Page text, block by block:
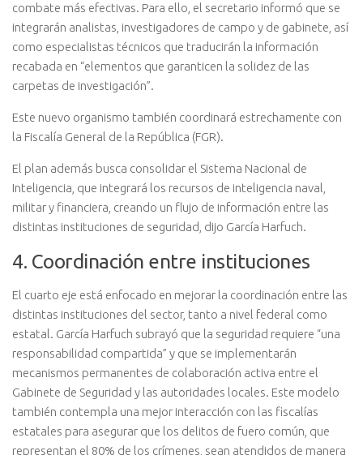
combate más efectivas. Para ello, el secretario informó que se
integrarán analistas, investigadores de campo y de gabinete, así
como especialistas técnicos que traducirán la información
recabada en “elementos que garanticen la solidez de las
carpetas de investigación”.
Este nuevo organismo también coordinará estrechamente con
la Fiscalía General de la República (FGR).
El plan además busca consolidar el Sistema Nacional de
Inteligencia, que integrará los recursos de inteligencia naval,
militar y financiera, creando un flujo de información entre las
distintas instituciones de seguridad, dijo García Harfuch.
4. Coordinación entre instituciones
El cuarto eje está enfocado en mejorar la coordinación entre las
distintas instituciones del sector, tanto a nivel federal como
estatal. García Harfuch subrayó que la seguridad requiere “una
responsabilidad compartida” y que se implementarán
mecanismos permanentes de colaboración activa entre el
Gabinete de Seguridad y las autoridades locales. Este modelo
también contempla una mejor interacción con las fiscalías
estatales para asegurar que los delitos de fuero común, que
representan el 80% de los crímenes, sean atendidos de manera